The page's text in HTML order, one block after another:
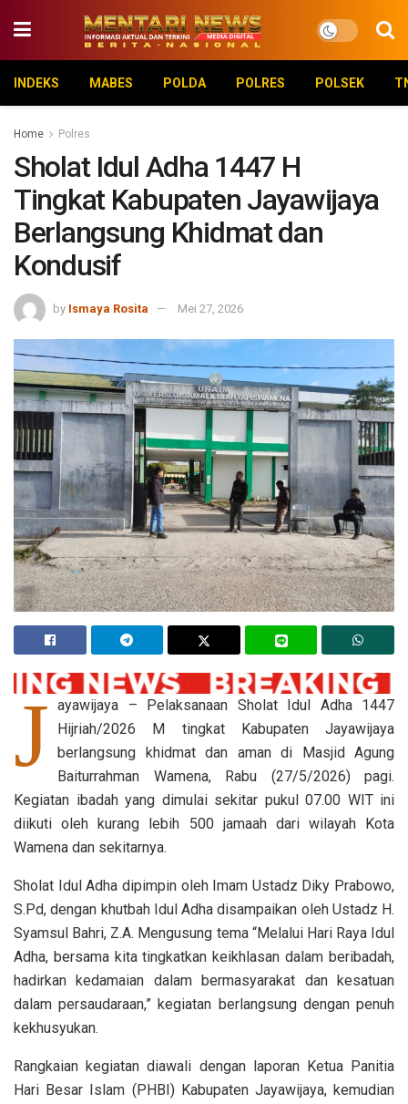
INDEKS MABES POLDA POLRES POLSEK
Home Polres
Sholat Idul Adha 1447 H
Tingkat Kabupaten Jayawijaya
Berlangsung Khidmat dan
Kondusif
by Ismaya Rosita Mei 27, 2026
J ayawijaya – Pelaksanaan Sholat Idul Adha 1447
Hijriah/2026 M tingkat Kabupaten Jayawijaya
berlangsung khidmat dan aman di Masjid Agung
Baiturrahman Wamena, Rabu (27/5/2026) pagi.
Kegiatan ibadah yang dimulai sekitar pukul 07.00 WIT ini
diikuti oleh kurang lebih 500 jamaah dari wilayah Kota
Wamena dan sekitarnya.
Sholat Idul Adha dipimpin oleh Imam Ustadz Diky Prabowo,
S.Pd, dengan khutbah Idul Adha disampaikan oleh Ustadz H.
Syamsul Bahri, Z.A. Mengusung tema “Melalui Hari Raya Idul
Adha, bersama kita tingkatkan keikhlasan dalam beribadah,
hadirkan kedamaian dalam bermasyarakat dan kesatuan
dalam persaudaraan,” kegiatan berlangsung dengan penuh
kekhusyukan.
Rangkaian kegiatan diawali dengan laporan Ketua Panitia
Hari Besar Islam (PHBI) Kabupaten Jayawijaya, kemudian